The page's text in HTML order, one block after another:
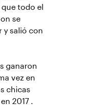
todo el
se
y salió con
ganaron
vez en
chicas
2017 .